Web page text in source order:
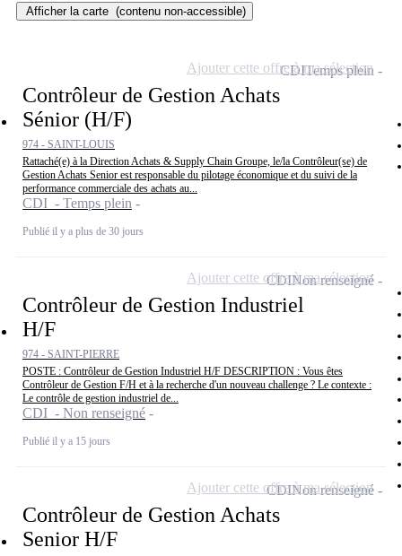
Afficher la carte (contenu non-accessible)
Contrôleur de Gestion Achats
Sénior (H/F)
974 - SAINT-LOUIS
Rattaché(e) à la Direction Achats & Supply Chain Groupe, le/la Contrôleur(se) de
Gestion Achats Senior est responsable du pilotage économique et du suivi de la
performance commerciale des achats au...
CDI - Temps plein
Publié il y a plus de 30 jours
CDITemps plein
Ajouter cette offre à ma sélection
Contrôleur de Gestion Industriel
H/F
974 - SAINT-PIERRE
POSTE : Contrôleur de Gestion Industriel H/F DESCRIPTION : Vous êtes
Contrôleur de Gestion F/H et à la recherche d'un nouveau challenge ? Le contexte :
Le contrôle de gestion industriel de...
CDI - Non renseigné
Publié il y a 15 jours
CDINon renseigné
Ajouter cette offre à ma sélection
Contrôleur de Gestion Achats
Senior H/F
CDINon renseigné
Ajouter cette offre à ma sélection